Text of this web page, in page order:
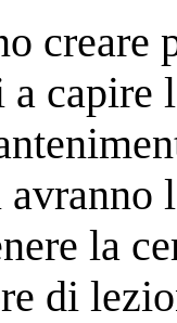
capire
la
di